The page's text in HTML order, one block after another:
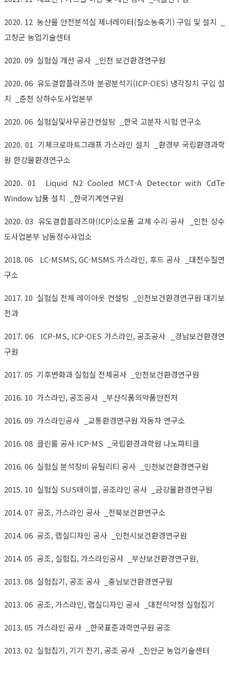
2020. 12 농산물 안전분석실 제너레이터(질소농축기) 구입 및 설치 _
고창군 농업기술센터
2020. 09 실험실 개선 공사 _인천 보건환경연구원
2020. 06 유도결합플라즈마 분광분석기(ICP-OES) 냉각장치 구입 설
치 _춘천 상하수도사업본부
2020. 06 실험실및사무공간컨설팅 _한국 고분자 시험 연구소
2020. 01 기체크로마트그래프 가스라인 설치 _환경부 국립환경과학
원 한강물환경연구소
2020. 01 Liquid N2 Cooled MCT-A Detector with CdTe
Window 납품 설치 _한국기계연구원
2020. 03 유도결합플라즈마(ICP)소모품 교체 수리 공사 _인천 상수
도사업본부 남동정수사업소
2018. 06 LC-MSMS, GC-MSMS 가스라인, 후드 공사 _대전수질연
구소
2017. 10 실험실 전체 레이아웃 컨설팅 _인천보건환경연구원 대기보
전과
2017. 06 ICP-MS, ICP-OES 가스라인, 공조공사 _경남보건환경연
구원
2017. 05 기후변화과 실험실 전체공사 _인천보건환경연구원
2016. 10 가스라인, 공조공사 _부산식품의약품안전처
2016. 09 가스라인공사 _교통환경연구원 자동차 연구소
2016. 08 클린룸 공사 ICP-MS _국립환경과학원 나노파티클
2016. 06 실험실 분석장비 유틸리티 공사 _인천보건환경연구원
2015. 10 실험실 SUS테이블, 공조라인 공사 _금강물환경연구원
2014. 07 공조, 가스라인 공사 _전북보건환연구소
2014. 06 공조, 랩실디자인 공사 _인천시보건환경연구원
2014. 05 공조, 실험집, 가스라인공사 _부산보건환경연구원,
2013. 08 실험집기, 공조 공사 _충남보건환경연구원
2013. 06 공조, 가스라인, 랩실디자인 공사 _대전식약청 실험집기
2013. 05 가스라인 공사 _한국표준과학연구원 공조
2013. 02 실험집기, 기기 전기, 공조 공사 _진안군 농업기술센터